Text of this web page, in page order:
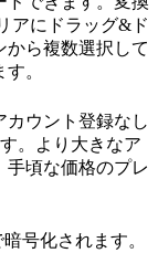
アにドラッグ&ド
から複数選択して
。
カウント登録なし
。より大きなア
手頃な価格のプレ
号化されます。